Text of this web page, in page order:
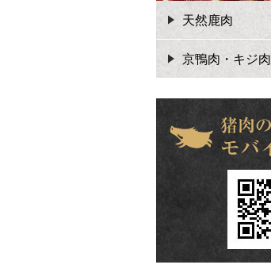
天然鹿肉
京鴨肉・キジ肉